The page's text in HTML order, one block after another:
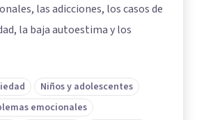
las adicciones, los casos de
la baja autoestima y los
Niños y adolescentes
emocionales